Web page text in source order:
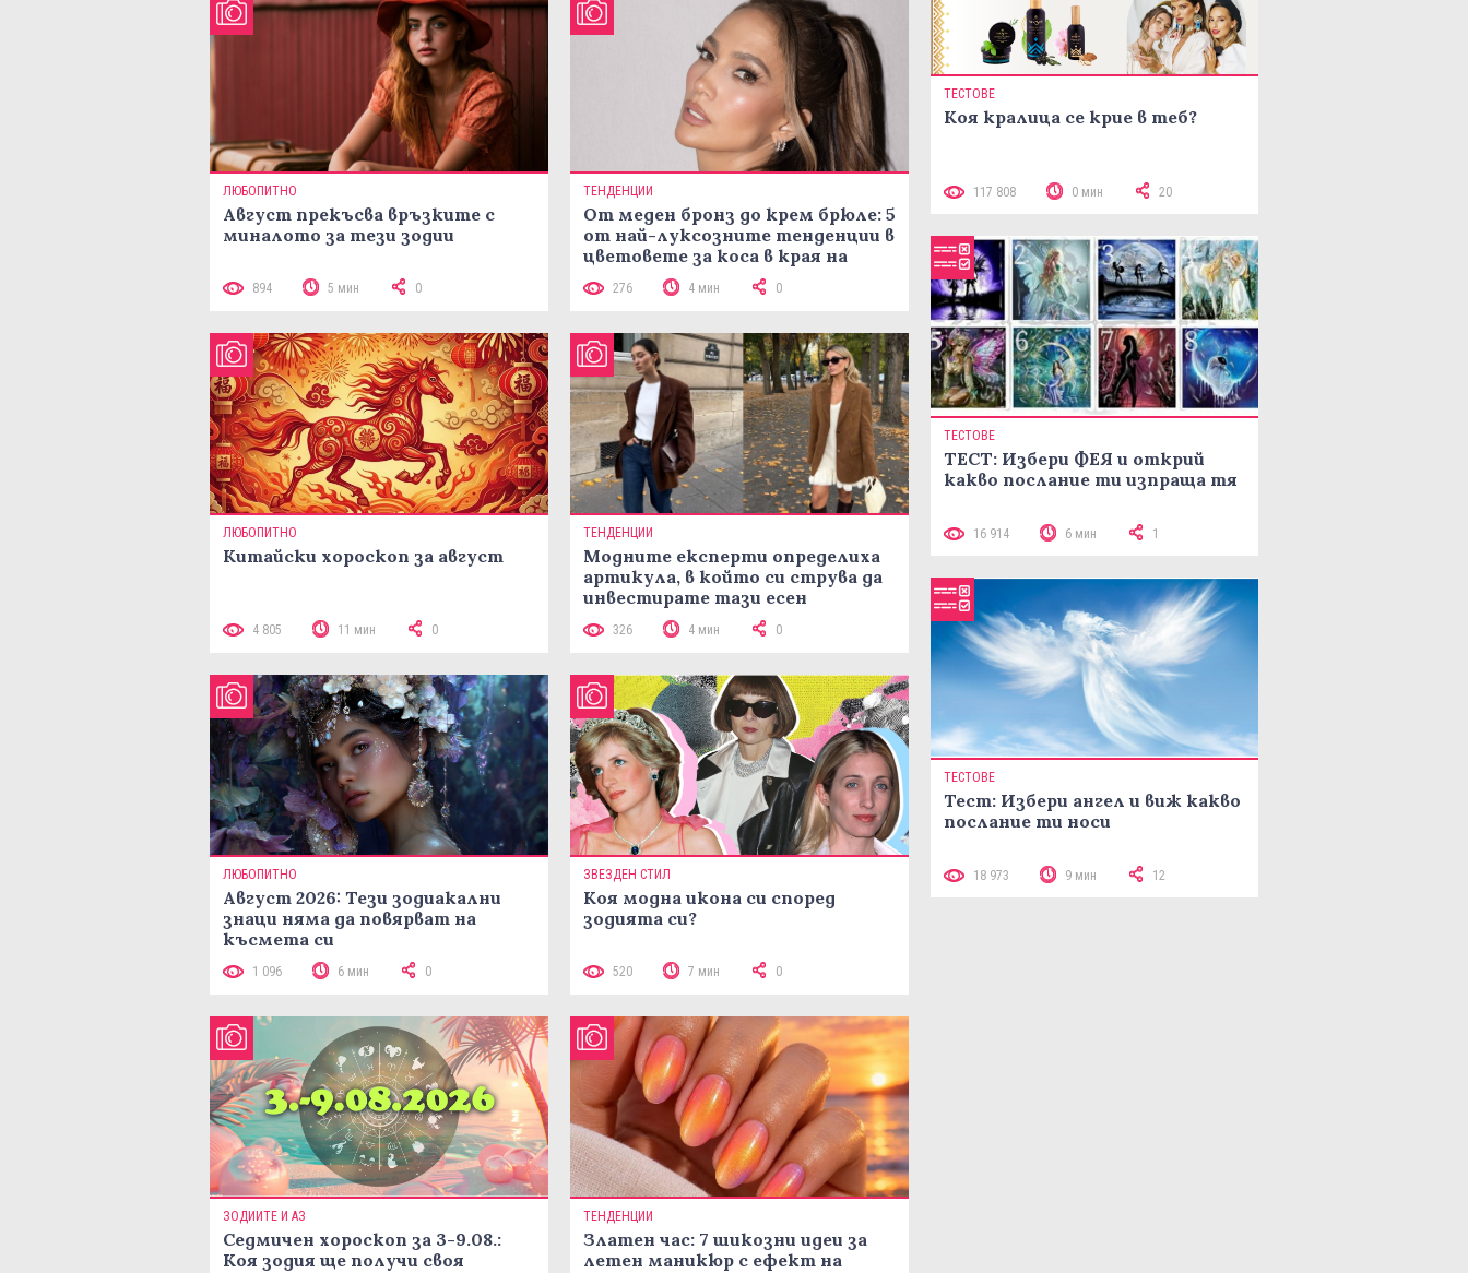
ЛЮБОПИТНО
Август прекъсва връзките с
миналото за тези зодии
894 5 мин 0
ТЕНДЕНЦИИ
От меден бронз до крем брюле: 5
от най-луксозните тенденции в
цветовете за коса в края на
276 4 мин 0
ЛЮБОПИТНО
Китайски хороскоп за август
4 805 11 мин 0
ТЕНДЕНЦИИ
Модните експерти определиха
артикула, в който си струва да
инвестирате тази есен
326 4 мин 0
ЛЮБОПИТНО
Август 2026: Тези зодиакални
знаци няма да повярват на
късмета си
1 096 6 мин 0
ЗВЕЗДЕН СТИЛ
Коя модна икона си според
зодията си?
520 7 мин 0
ЗОДИИТЕ И АЗ
Седмичен хороскоп за 3-9.08.:
Коя зодия ще получи своя
ТЕНДЕНЦИИ
Златен час: 7 шикозни идеи за
летен маникюр с ефект на
ТЕСТОВЕ
Коя кралица се крие в теб?
117 808 0 мин 20
ТЕСТОВЕ
ТЕСТ: Избери ФЕЯ и открий
какво послание ти изпраща тя
16 914 6 мин 1
ТЕСТОВЕ
Тест: Избери ангел и виж какво
послание ти носи
18 973 9 мин 12